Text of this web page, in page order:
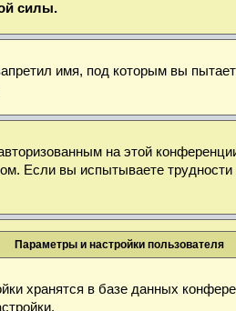
силы.
имя, под которым вы
на этой
Если вы испытываете
Параметры и настройки пользователя
хранятся в базе данных